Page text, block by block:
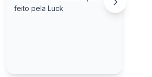
feito pela Luck